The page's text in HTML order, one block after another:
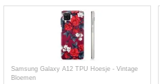
Samsung Galaxy A12 TPU Hoesje - Vintage
Bloemen